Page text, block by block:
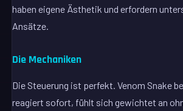
haben eigene Ästhetik und erfordern
Ansätze.
Die Mechaniken
Die Steuerung ist perfekt. Venom Snake
reagiert sofort, fühlt sich gewichtet an